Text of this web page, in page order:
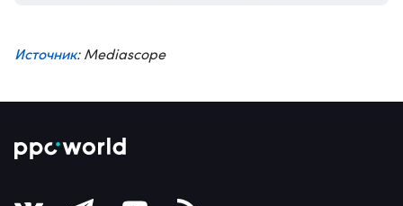
Источник: Mediascope